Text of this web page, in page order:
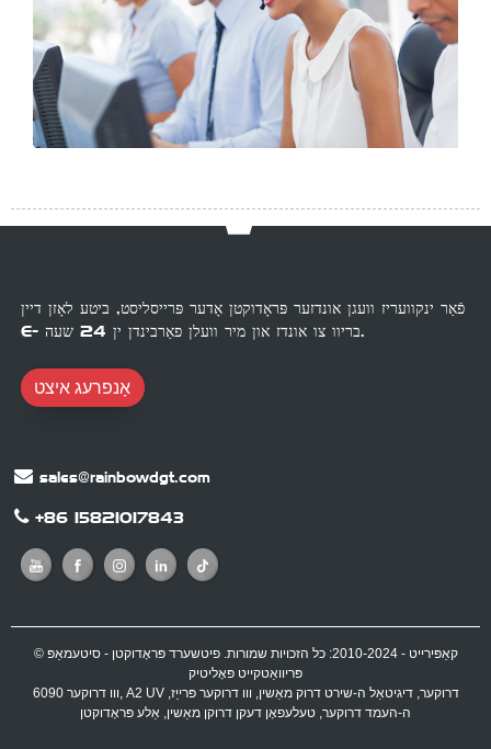
פֿאַר ינקוועריז וועגן אונדזער פּראָדוקטן אָדער פּרייסליסט, ביטע לאָזן דיין
E- בריוו צו אונדז און מיר וועלן פאַרבינדן ין 24 שעה.
אָנפרעג איצט
sales@rainbowdgt.com
+86 15821017843
© קאַפּירייט - 2010-2024: כל הזכויות שמורות. פיטשערד פּראָדוקטן -סיטעמאַפּ
פּריוואַטקייט פּאָליטיק
6090 ווו דרוקער
A2 UV דרוקער ,דיגיטאַל ה-שירט דרוק מאַשין ווו דרוקער פּרייַז
ה-העמד דרוקער טעלעפאָן דעקן דרוקן מאַשין אַלע פּראָדוקטן